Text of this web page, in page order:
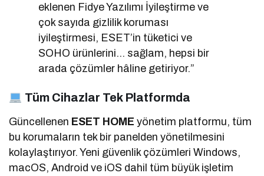
eklenen Fidye Yazılımı İyileştirme ve
çok sayıda gizlilik koruması
iyileştirmesi, ESET’in tüketici ve
SOHO ürünlerini… sağlam, hepsi bir
arada çözümler hâline getiriyor.”
Tüm Cihazlar Tek Platformda
Güncellenen ESET HOME yönetim platformu, tüm
bu korumaların tek bir panelden yönetilmesini
kolaylaştırıyor. Yeni güvenlik çözümleri Windows,
macOS, Android ve iOS dahil tüm büyük işletim